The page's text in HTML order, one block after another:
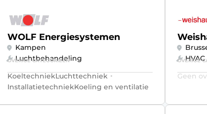
WOLF Energiesystemen
Kampen
Luchtbehandeling
OVERIGE CATEGORIEËN
KoeltechniekLuchttechniek
InstallatietechniekKoeling en ventilatie
HVAC
OVERIGE
Geen